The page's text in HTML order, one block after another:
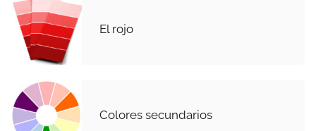
El rojo
Colores secundarios